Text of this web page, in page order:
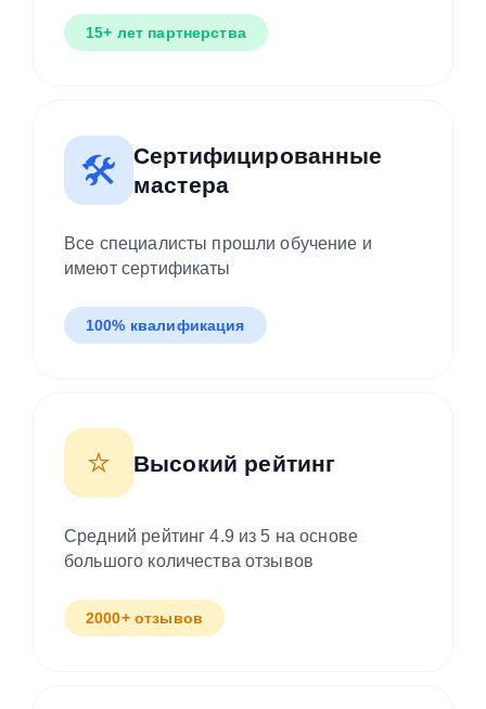
15+ лет партнерства
🛠️
Сертифицированные
мастера
Все специалисты прошли обучение и
имеют сертификаты
100% квалификация
⭐ Высокий рейтинг
Средний рейтинг 4.9 из 5 на основе
большого количества отзывов
2000+ отзывов